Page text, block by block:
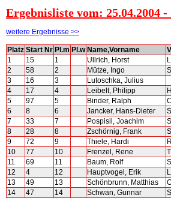
Ergebnisliste vom: 25.04.2004
weitere Ergebnisse >>
Platz Start Nr Pl.m Pl.w Name,Vorname
1
15 1 Ullrich, Horst
2
58 2 Mütze, Ingo
3
16 3 Lutoschka, Julius
4
17 4 Leibelt, Philipp
5
97 5 Binder, Ralph
6
8 6 Jancker, Hans-Dieter
7
33 7 Pospisil, Joachim
8
28 8 Zschörnig, Frank
9
72 9 Thiele, Hardi
10
77 10 Frenzel, Rene
11
69 11 Baum, Rolf
12
4 12 Hauptvogel, Erik
13
49 13 Schönbrunn, Matthias
14
47 14 Schwan, Gunnar